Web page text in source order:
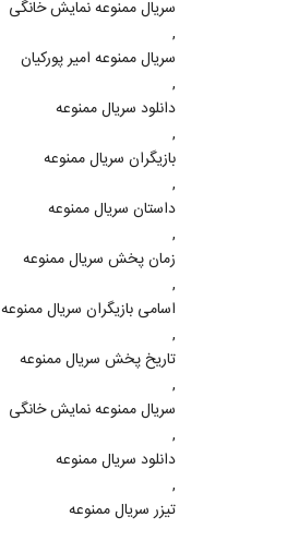
سریال ممنوعه نمایش خانگی
,
سریال ممنوعه امیر پورکیان
,
دانلود سریال ممنوعه
,
بازیگران سریال ممنوعه
,
داستان سریال ممنوعه
,
زمان پخش سریال ممنوعه
,
اسامی بازیگران سریال ممنوعه
,
تاریخ پخش سریال ممنوعه
,
سریال ممنوعه نمایش خانگی
,
دانلود سریال ممنوعه
,
تیزر سریال ممنوعه